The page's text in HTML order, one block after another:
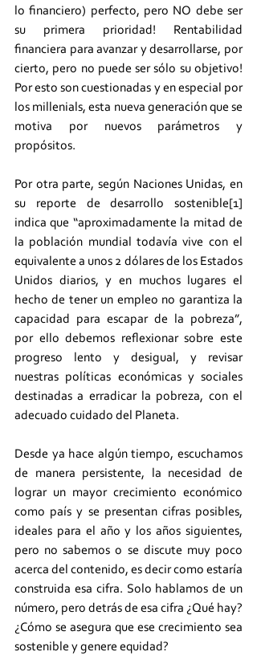
lo financiero) perfecto, pero NO debe ser
su primera prioridad! Rentabilidad
financiera para avanzar y desarrollarse, por
cierto, pero no puede ser sólo su objetivo!
Por esto son cuestionadas y en especial por
los millenials, esta nueva generación que se
motiva por nuevos parámetros y
propósitos.
Por otra parte, según Naciones Unidas, en
su reporte de desarrollo sostenible[1]
indica que “aproximadamente la mitad de
la población mundial todavía vive con el
equivalente a unos 2 dólares de los Estados
Unidos diarios, y en muchos lugares el
hecho de tener un empleo no garantiza la
capacidad para escapar de la pobreza”,
por ello debemos reflexionar sobre este
progreso lento y desigual, y revisar
nuestras políticas económicas y sociales
destinadas a erradicar la pobreza, con el
adecuado cuidado del Planeta.
Desde ya hace algún tiempo, escuchamos
de manera persistente, la necesidad de
lograr un mayor crecimiento económico
como país y se presentan cifras posibles,
ideales para el año y los años siguientes,
pero no sabemos o se discute muy poco
acerca del contenido, es decir como estaría
construida esa cifra. Solo hablamos de un
número, pero detrás de esa cifra ¿Qué hay?
¿Cómo se asegura que ese crecimiento sea
sostenible y genere equidad?